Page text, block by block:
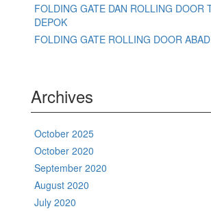
FOLDING GATE DAN ROLLING DOOR
DEPOK
FOLDING GATE ROLLING DOOR
Archives
October 2025
October 2020
September 2020
August 2020
July 2020